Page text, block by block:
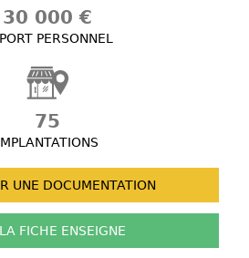
30 000 €
PERSONNEL
75
UNE DOCUMENTATION
FICHE ENSEIGNE